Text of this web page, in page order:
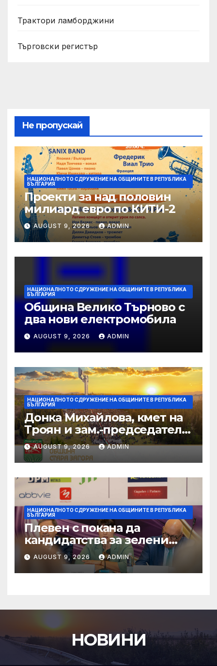
Трактори ламборджини
Търговски регистър
Не пропускай
НАЦИОНАЛНОТО СДРУЖЕНИЕ НА ОБЩИНИТЕ В РЕПУБЛИКА
БЪЛГАРИЯ
Проекти за над половин
милиард евро по КИТИ-2
AUGUST 9, 2026 ADMIN
НАЦИОНАЛНОТО СДРУЖЕНИЕ НА ОБЩИНИТЕ В РЕПУБЛИКА
БЪЛГАРИЯ
Община Велико Търново с
два нови електромобила
AUGUST 9, 2026 ADMIN
НАЦИОНАЛНОТО СДРУЖЕНИЕ НА ОБЩИНИТЕ В РЕПУБЛИКА
БЪЛГАРИЯ
Донка Михайлова, кмет на
Троян и зам.-председател
на НСОРБ: Знаем какво е
произведено, как е
произведено и какво влиза
в детското меню
AUGUST 9, 2026 ADMIN
НАЦИОНАЛНОТО СДРУЖЕНИЕ НА ОБЩИНИТЕ В РЕПУБЛИКА
БЪЛГАРИЯ
Плевен с покана да
кандидатства за зелени
инвестиции в градска
среда
AUGUST 9, 2026 ADMIN
НОВИНИ